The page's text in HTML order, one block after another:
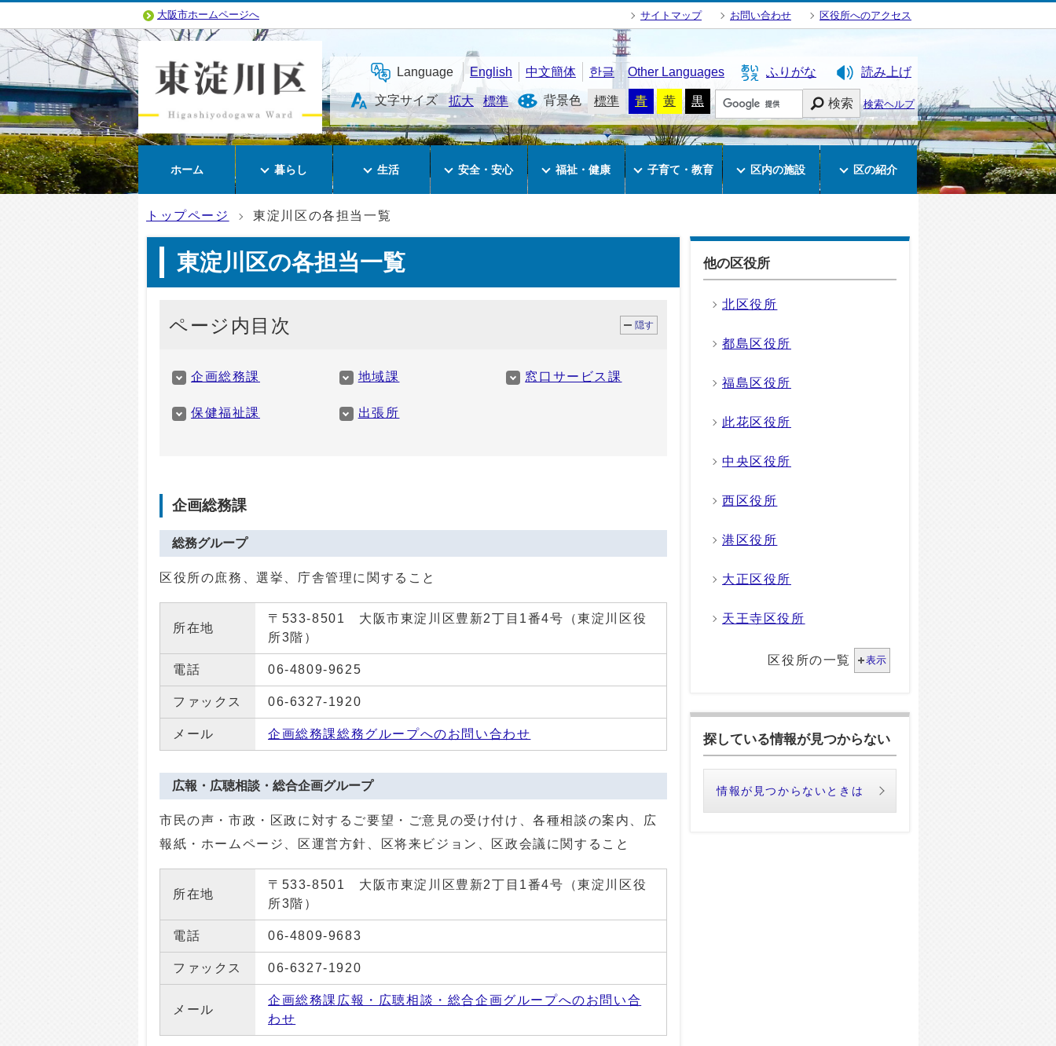
大阪市ホームページへ サイトマップ お問い合わせ 区役所へのアクセス
Language English 中文簡体 한글 Other Languages ふりがな 読み上げ
文字サイズ 拡大 標準 背景色 標準 青 黄 黒 検索 検索ヘルプ
ホーム 暮らし 生活 安全・安心 福祉・健康 子育て・教育 区内の施設 区の紹介
トップページ 東淀川区の各担当一覧
東淀川区の各担当一覧
ページ内目次 隠す
企画総務課 地域課 窓口サービス課
保健福祉課 出張所
企画総務課
総務グループ
区役所の庶務、選挙、庁舎管理に関すること
所在地
〒533-8501 大阪市東淀川区豊新2丁目1番4号（東淀川区役
所3階）
電話 06-4809-9625
ファックス 06-6327-1920
メール 企画総務課総務グループへのお問い合わせ
広報・広聴相談・総合企画グループ
市民の声・市政・区政に対するご要望・ご意見の受け付け、各種相談の案内、広
報紙・ホームページ、区運営方針、区将来ビジョン、区政会議に関すること
所在地
〒533-8501 大阪市東淀川区豊新2丁目1番4号（東淀川区役
所3階）
電話 06-4809-9683
ファックス 06-6327-1920
メール
企画総務課広報・広聴相談・総合企画グループへのお問い合
わせ
他の区役所
北区役所
都島区役所
福島区役所
此花区役所
中央区役所
西区役所
港区役所
大正区役所
天王寺区役所
区役所の一覧 表示
探している情報が見つからない
情報が見つからないときは